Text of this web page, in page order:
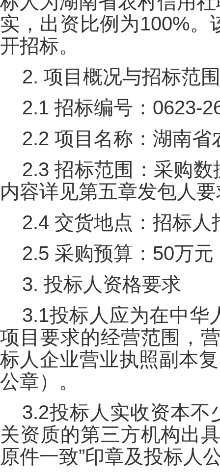
实，出资比例为100%
开招标。
2. 项目概况与招标范围
2.1 招标编号：0623-
2.2 项目名称：湖南
2.3 招标范围：采购
内容详见第五章发包人
2.4 交货地点：招标人
2.5 采购预算：50万元
3. 投标人资格要求
3.1投标人应为在中华
项目要求的经营范围，
标人企业营业执照副本
公章）。
3.2投标人实收资本不
关资质的第三方机构出
原件一致”印章及投标人